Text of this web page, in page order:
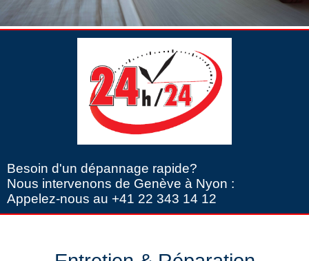
Besoin d'un dépannage rapide?
Nous intervenons de Genève à Nyon :
Appelez-nous au +41 22 343 14 12